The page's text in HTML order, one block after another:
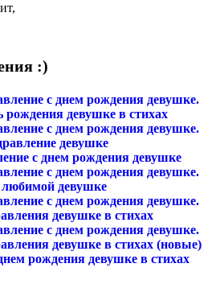
:)
с днем рождения девушке.
рождения девушке в стихах
с днем рождения девушке.
девушке
с днем рождения девушке
с днем рождения девушке.
девушке
с днем рождения девушке.
девушке в стихах
с днем рождения девушке.
девушке в стихах (новые)
рождения девушке в стихах